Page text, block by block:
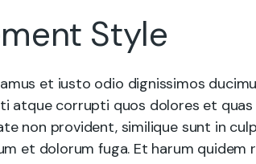
Style
et iusto odio dignissimos
atque corrupti quos dolores et
non provident, similique sunt in
et dolorum fuga. Et harum